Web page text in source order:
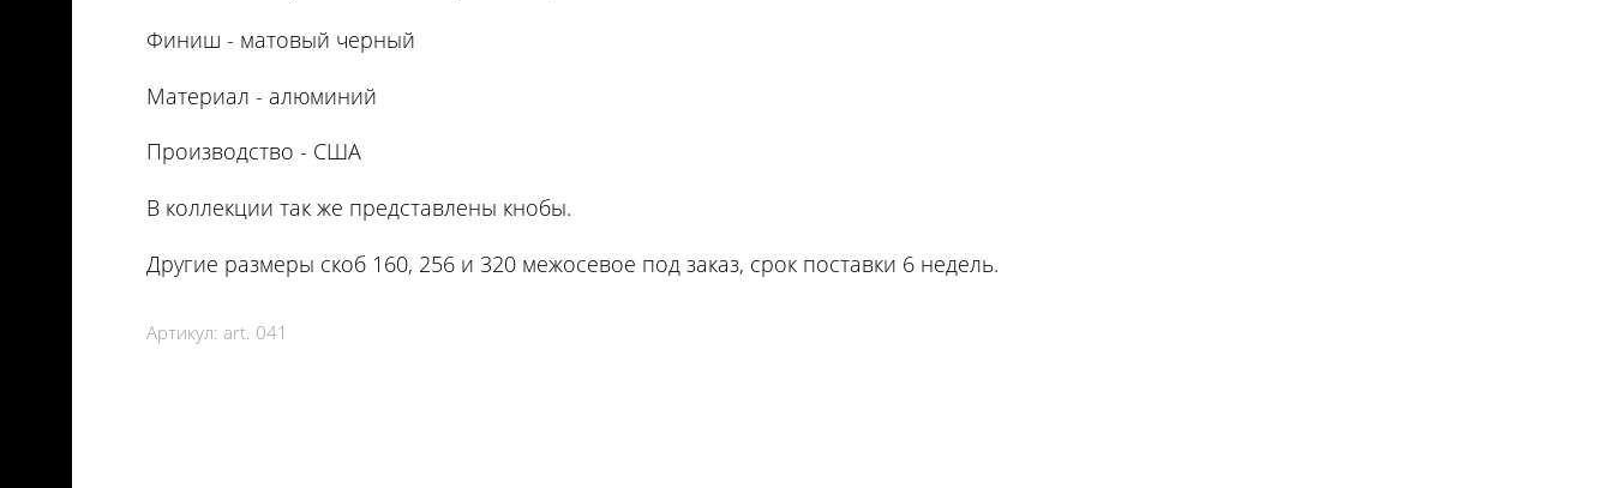
Финиш - матовый черный
Материал - алюминий
Производство - США
В коллекции так же представлены кнобы.
Другие размеры скоб 160, 256 и 320 межосевое под заказ, срок поставки 6 недель.
Артикул: art. 041